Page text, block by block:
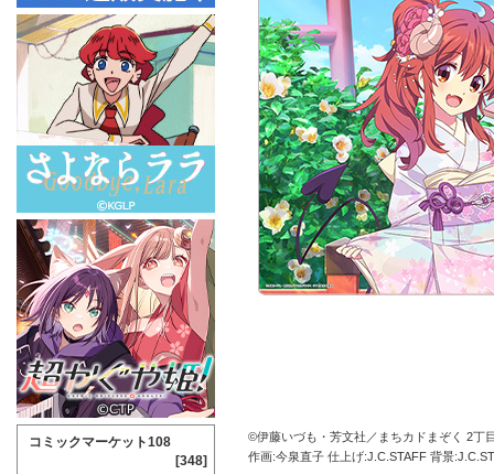
©伊藤いづも・芳文社／まちカドまぞく 2丁
作画:今泉直子 仕上げ:J.C.STAFF 背景
コミックマーケット108
[348]